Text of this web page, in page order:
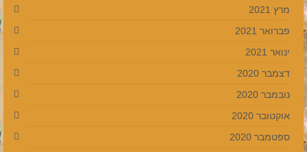
מרץ 2021
פברואר 2021
ינואר 2021
דצמבר 2020
נובמבר 2020
אוקטובר 2020
ספטמבר 2020